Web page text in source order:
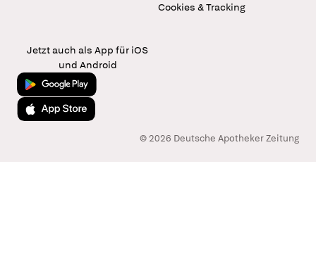
Cookies & Tracking
Jetzt auch als App für iOS
und Android
Jetzt bei Google Play
Laden im App Store
© 2026 Deutsche Apotheker Zeitung